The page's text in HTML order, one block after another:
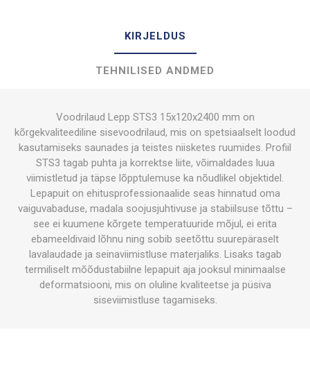
KIRJELDUS
TEHNILISED ANDMED
Voodrilaud Lepp STS3 15x120x2400 mm on
kõrgekvaliteediline sisevoodrilaud, mis on spetsiaalselt loodud
kasutamiseks saunades ja teistes niisketes ruumides. Profiil
STS3 tagab puhta ja korrektse liite, võimaldades luua
viimistletud ja täpse lõpptulemuse ka nõudlikel objektidel.
Lepapuit on ehitusprofessionaalide seas hinnatud oma
vaiguvabaduse, madala soojusjuhtivuse ja stabiilsuse tõttu –
see ei kuumene kõrgete temperatuuride mõjul, ei erita
ebameeldivaid lõhnu ning sobib seetõttu suurepäraselt
lavalaudade ja seinaviimistluse materjaliks. Lisaks tagab
termiliselt mõõdustabiilne lepapuit aja jooksul minimaalse
deformatsiooni, mis on oluline kvaliteetse ja püsiva
siseviimistluse tagamiseks.